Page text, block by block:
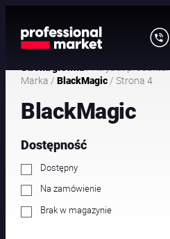
treści
/ Atrybut produktu:
Marka /BlackMagic/ Strona 4
BlackMagic
Dostępność
Dostępny
Na zamówienie
Brak w magazynie